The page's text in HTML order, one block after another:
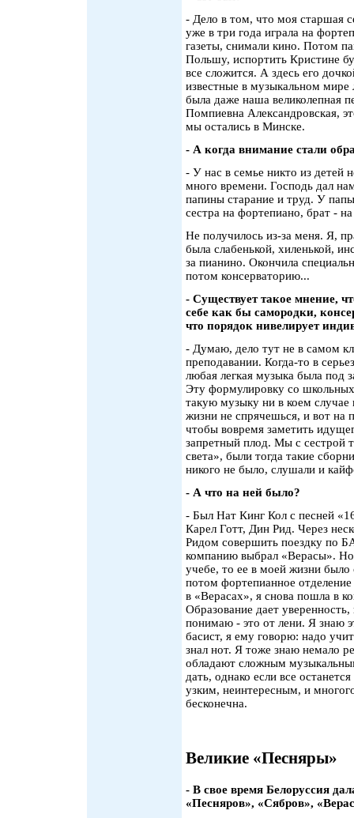
- Дело в том, что моя старшая
уже в три года играла на
газеты, снимали кино. Потом
Польшу, испортить Кристине
все сложится. А здесь его
известные в музыкальном мире
была даже наша великолепная
Помпиевна Александровская,
мы остались в Минске.
- А когда внимание стали
- У нас в семье никто из детей
много времени. Господь дал
папины старание и труд. У
сестра на фортепиано, брат -
Не получилось из-за меня. Я,
была слабенькой, хиленькой,
за пианино. Окончила
потом консерваторию...
- Существует такое мнение,
себе как бы самородки,
что порядок нивелирует
- Думаю, дело тут не в самом
преподавании. Когда-то в
любая легкая музыка была под
Эту формулировку со
такую музыку ни в коем
жизни не спрячешься, и вот на
чтобы вовремя заметить
запретный плод. Мы с сестрой
света», были тогда такие
никого не было, слушали и
- А что на ней было?
- Был Нат Кинг Кол с песней
Карел Готт, Дин Рид. Через
Ридом совершить поездку по
компанию выбрал «Верасы». Но
учебе, то ее в моей жизни
потом фортепианное
в «Верасах», я снова пошла в
Образование дает
понимаю - это от лени. Я знаю
басист, я ему говорю: надо
знал нот. Я тоже знаю немало
обладают сложным
дать, однако если все
узким, неинтересным, и
бесконечна.
Великие «Песняры»
- В свое время Белоруссия
«Песняров», «Сябров»,